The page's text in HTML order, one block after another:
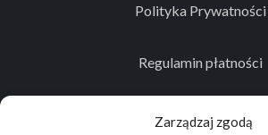
Zarządzaj zgodą
Polityka Prywatności
Regulamin płatności
Kontakt